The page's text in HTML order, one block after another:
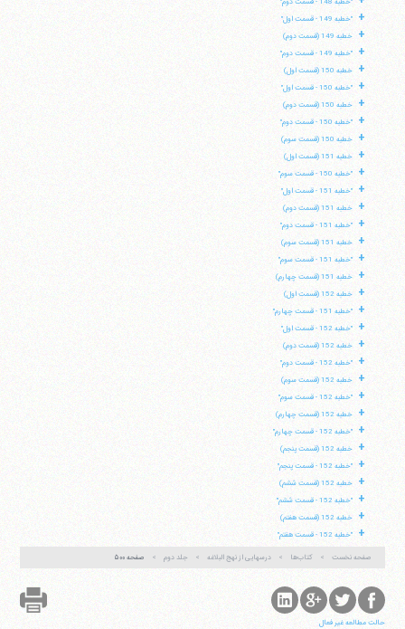
+ "خطبه 149 - قسمت اول"
+ خطبه 149 (قسمت دوم)
+ "خطبه 149 - قسمت دوم"
+ خطبه 150 (قسمت اول)
+ "خطبه 150 - قسمت اول"
+ خطبه 150 (قسمت دوم)
+ "خطبه 150 - قسمت دوم"
+ خطبه 150 (قسمت سوم)
+ خطبه 151 (قسمت اول)
+ "خطبه 150 - قسمت سوم"
+ "خطبه 151 - قسمت اول"
+ خطبه 151 (قسمت دوم)
+ "خطبه 151 - قسمت دوم"
+ خطبه 151 (قسمت سوم)
+ "خطبه 151 - قسمت سوم"
+ خطبه 151 (قسمت چهارم)
+ خطبه 152 (قسمت اول)
+ "خطبه 151 - قسمت چهارم"
+ "خطبه 152 - قسمت اول"
+ خطبه 152 (قسمت دوم)
+ "خطبه 152 - قسمت دوم"
+ خطبه 152 (قسمت سوم)
+ "خطبه 152 - قسمت سوم"
+ خطبه 152 (قسمت چهارم)
+ "خطبه 152 - قسمت چهارم"
+ خطبه 152 (قسمت پنجم)
+ "خطبه 152 - قسمت پنجم"
+ خطبه 152 (قسمت ششم)
+ "خطبه 152 - قسمت ششم"
+ خطبه 152 (قسمت هفتم)
+ "خطبه 152 - قسمت هفتم"
صفحه نخست کتاب‌ها درسهایی از نهج البلاغه جلد دوم صفحه ۵۰۰
حالت مطالعه غیر فعال